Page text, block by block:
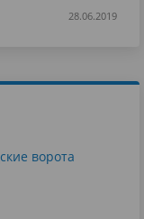
28.06.2019
ворота